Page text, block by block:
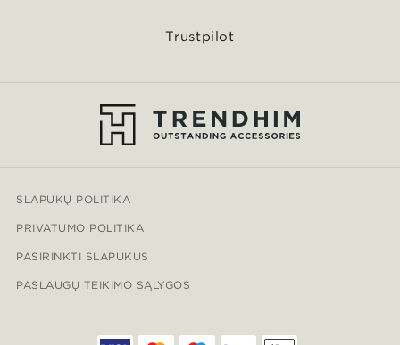
Trustpilot
SLAPUKŲ POLITIKA
PRIVATUMO POLITIKA
PASIRINKTI SLAPUKUS
PASLAUGŲ TEIKIMO SĄLYGOS